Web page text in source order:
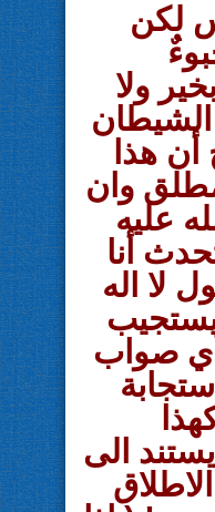
لكن
ولا
الشيطان
هذا
وان
عليه
أنا
لا اله
يستجيب
أي صواب
يستند الى